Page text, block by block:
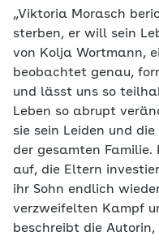
„Viktoria Morasch
sterben, er will sein
von Kolja Wortmann,
beobachtet genau,
und lässt uns so
Leben so abrupt
sie sein Leiden und
der gesamten
auf, die Eltern
ihr Sohn endlich
verzweifelten Kampf
beschreibt die